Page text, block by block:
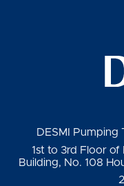
DESMI Pumping
1st to 3rd Floor of
Building, No. 108